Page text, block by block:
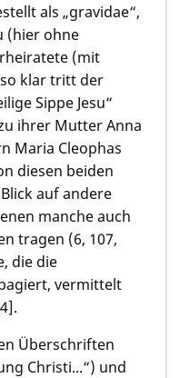
als „gravidae“,
(hier ohne
(mit
klar tritt der
Sippe Jesu“
ihrer Mutter Anna
Maria Cleophas
diesen beiden
auf andere
manche auch
tragen (6, 107,
die die
vermittelt
Überschriften
Christi...“) und